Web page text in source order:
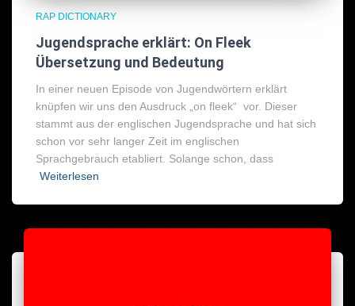
RAP DICTIONARY
Jugendsprache erklärt: On Fleek
Übersetzung und Bedeutung
In einer neuen Episode von Jugendwörtern erklärt
knüpfen wir uns den Ausdruck „on fleek“ vor. Dieser
stammt aus der englischen Jugendsprache und hat sich
schon vor sehr langer Zeit im englischen
Sprachgebrauch etabliert. Solange schon, dass
Weiterlesen